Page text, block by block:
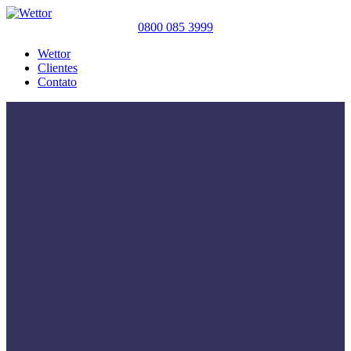
0800 085 3999
Wettor
Clientes
Contato